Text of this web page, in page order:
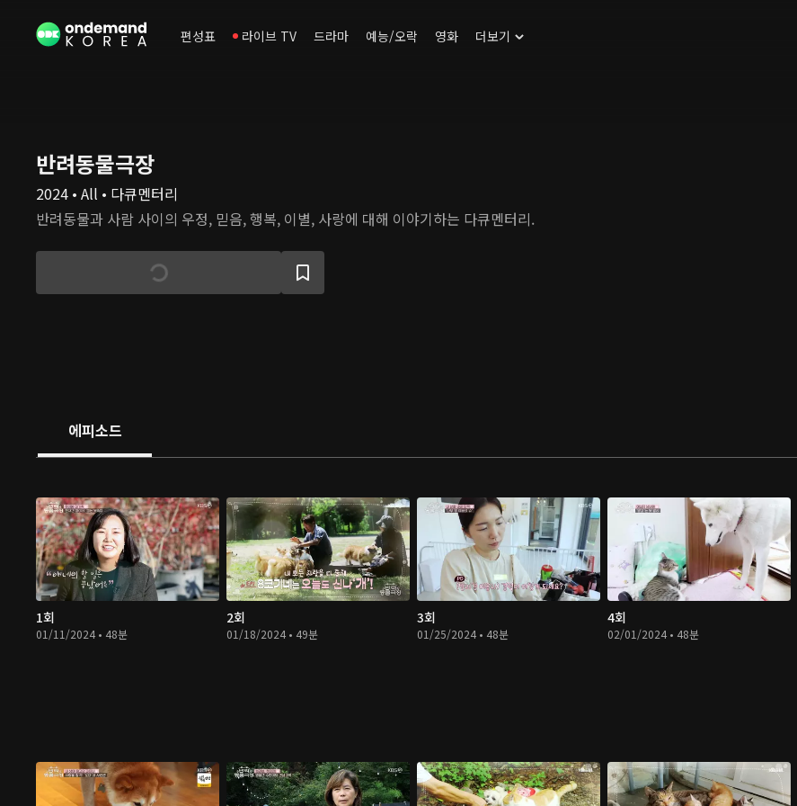
편성표 라이브 TV 드라마 예능/오락 영화 더보기
반려동물극장
2024 • All • 다큐멘터리
반려동물과 사람 사이의 우정, 믿음, 행복, 이별, 사랑에 대해 이야기하는 다큐멘터리.
에피소드
1회
01/11/2024 • 48분
2회
01/18/2024 • 49분
3회
01/25/2024 • 48분
4회
02/01/2024 • 48분